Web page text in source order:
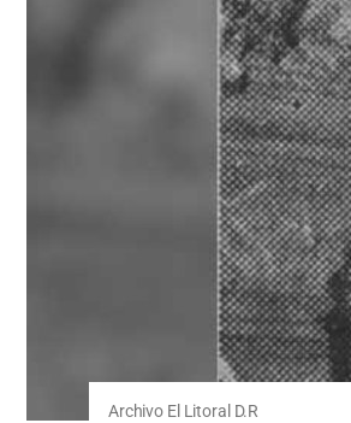
Archivo El Litoral D.R